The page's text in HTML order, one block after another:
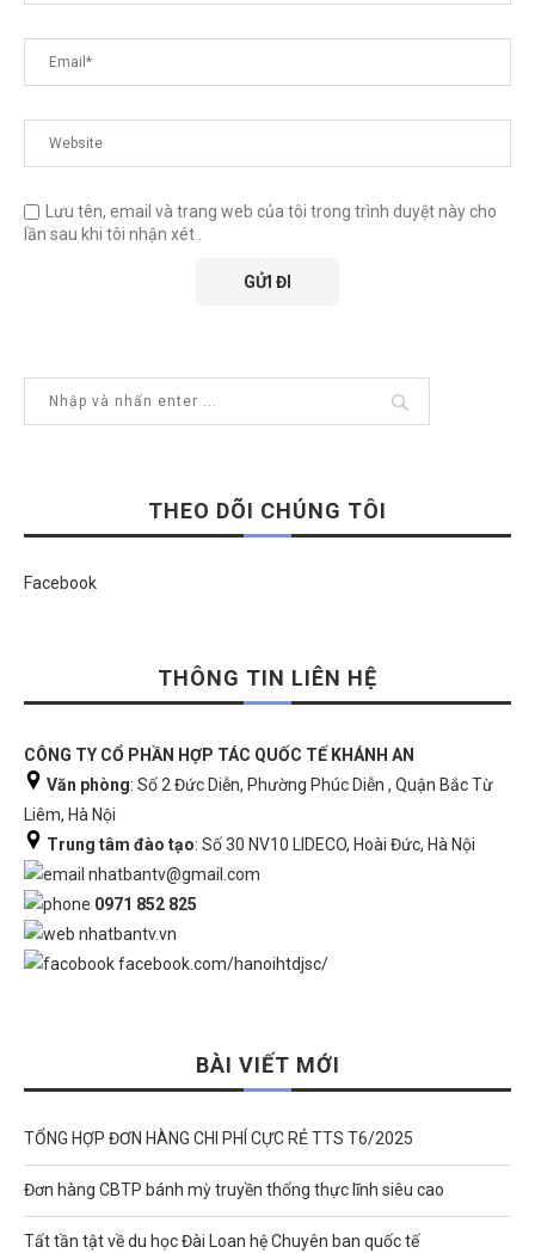
Lưu tên, email và trang web của tôi trong trình duyệt này cho
lần sau khi tôi nhận xét .
THEO DÕI CHÚNG TÔI
Facebook
THÔNG TIN LIÊN HỆ
CÔNG TY CỔ PHẦN HỢP TÁC QUỐC TẾ KHÁNH AN
Văn phòng: Số 2 Đức Diễn, Phường Phúc Diễn , Quận Bắc Từ
Liêm, Hà Nội
Trung tâm đào tạo: Số 30 NV10 LIDECO, Hoài Đức, Hà Nội
nhatbantv@gmail.com
0971 852 825
nhatbantv.vn
facebook.com/hanoihtdjsc/
BÀI VIẾT MỚI
TỔNG HỢP ĐƠN HÀNG CHI PHÍ CỰC RẺ TTS T6/2025
Đơn hàng CBTP bánh mỳ truyền thống thực lĩnh siêu cao
Tất tần tật về du học Đài Loan hệ Chuyên ban quốc tế